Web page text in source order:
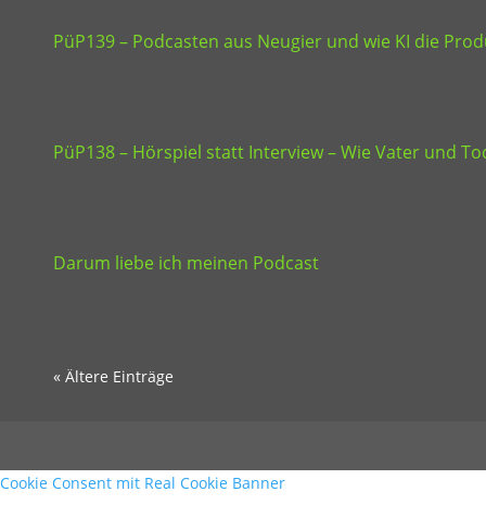
PüP139 – Podcasten aus Neugier und wie KI die
PüP138 – Hörspiel statt Interview – Wie Vater und
Darum liebe ich meinen Podcast
« Ältere Einträge
Cookie Consent mit Real Cookie Banner